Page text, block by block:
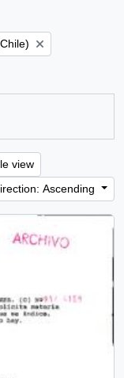
view
Ascending